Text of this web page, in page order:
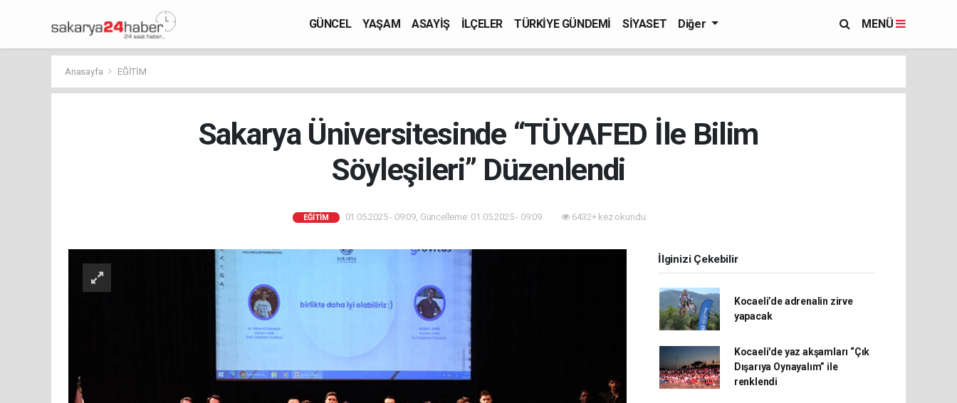
GÜNCEL YAŞAM ASAYİŞ İLÇELER TÜRKİYE GÜNDEMİ SİYASET Diğer MENÜ
Anasayfa EĞİTİM
Sakarya Üniversitesinde “TÜYAFED İle Bilim
Söyleşileri” Düzenlendi
EĞİTİM 01.05.2025 - 09:09, Güncelleme: 01.05.2025 - 09:09 6432+ kez okundu.
İlginizi Çekebilir
Kocaeli’de adrenalin zirve
yapacak
Kocaeli'de yaz akşamları “Çık
Dışarıya Oynayalım” ile
renklendi